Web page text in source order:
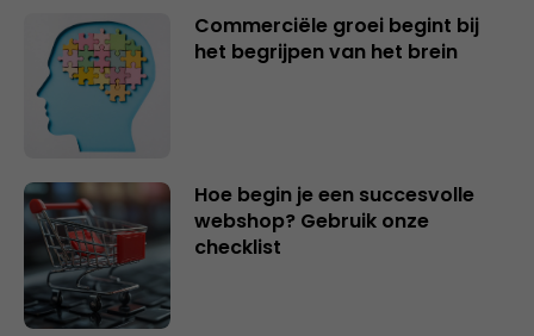
Commerciële groei begint bij
het begrijpen van het brein
Hoe begin je een succesvolle
webshop? Gebruik onze
checklist